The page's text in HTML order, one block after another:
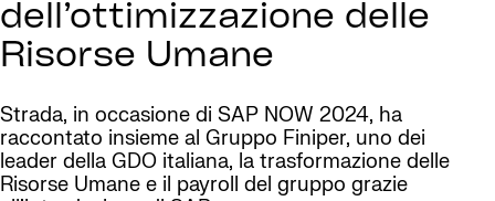
dell’ottimizzazione delle
Risorse Umane
Strada, in occasione di SAP NOW 2024, ha
raccontato insieme al Gruppo Finiper, uno dei
leader della GDO italiana, la trasformazione delle
Risorse Umane e il payroll del gruppo grazie